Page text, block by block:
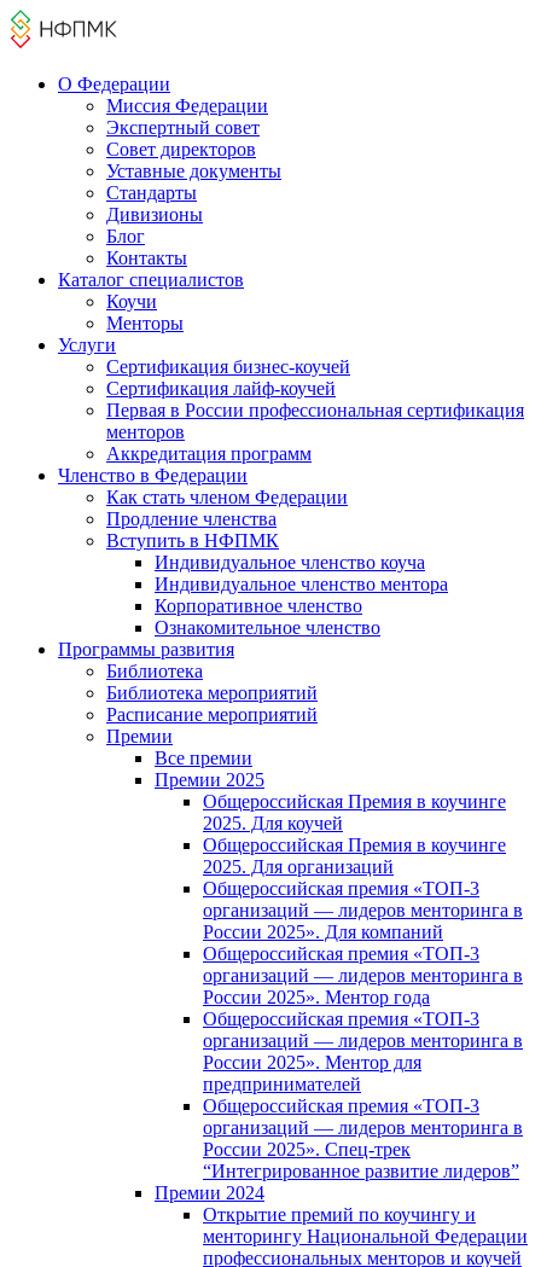
О Федерации
Миссия Федерации
Экспертный совет
Совет директоров
Уставные документы
Стандарты
Дивизионы
Блог
Контакты
Каталог cпециалистов
Коучи
Менторы
Услуги
Сертификация бизнес-коучей
Сертификация лайф-коучей
Первая в России профессиональная сертификация
менторов
Аккредитация программ
Членство в Федерации
Как стать членом Федерации
Продление членства
Вступить в НФПМК
Индивидуальное членство коуча
Индивидуальное членство ментора
Корпоративное членство
Ознакомительное членство
Программы развития
Библиотека
Библиотека мероприятий
Расписание мероприятий
Премии
Все премии
Премии 2025
Общероссийская Премия в коучинге
2025. Для коучей
Общероссийская Премия в коучинге
2025. Для организаций
Общероссийская премия «ТОП-3
организаций — лидеров менторинга в
России 2025». Для компаний
Общероссийская премия «ТОП-3
организаций — лидеров менторинга в
России 2025». Ментор года
Общероссийская премия «ТОП-3
организаций — лидеров менторинга в
России 2025». Ментор для
предпринимателей
Общероссийская премия «ТОП-3
организаций — лидеров менторинга в
России 2025». Спец-трек
“Интегрированное развитие лидеров”
Премии 2024
Открытие премий по коучингу и
менторингу Национальной Федерации
профессиональных менторов и коучей